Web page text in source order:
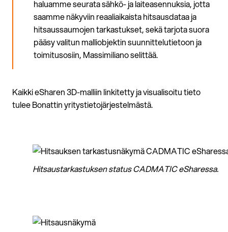
haluamme seurata sähkö- ja laiteasennuksia, jotta
saamme näkyviin reaaliaikaista hitsausdataa ja
hitsaussaumojen tarkastukset, sekä tarjota suora
pääsy valitun malliobjektin suunnittelutietoon ja
toimitusosiin, Massimiliano selittää.
Kaikki eSharen 3D-malliin linkitetty ja visualisoitu tieto
tulee Bonattin yritystietojärjestelmästä.
Hitsaustarkastuksen status CADMATIC eSharessa.